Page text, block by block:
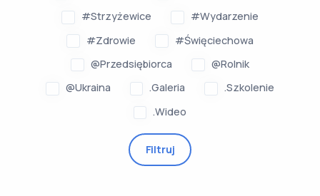
#Strzyżewice
#Wydarzenie
#Zdrowie
#Święciechowa
@Przedsiębiorca
@Rolnik
@Ukraina
.Galeria
.Szkolenie
.Wideo
Filtruj